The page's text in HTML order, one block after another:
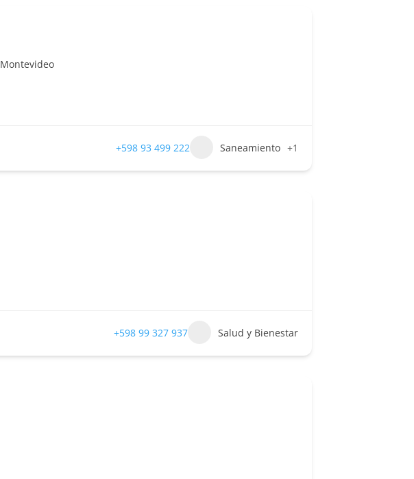
Montevideo
+598 93 499 222 Saneamiento +1
+598 99 327 937 Salud y Bienestar